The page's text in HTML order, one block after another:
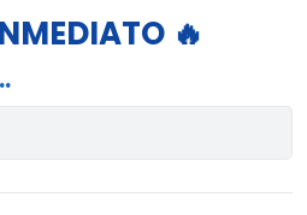
🔥